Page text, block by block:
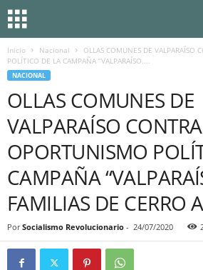
Inicio Nacional
OLLAS COMUNES DE VALPARAÍSO
POLÍTICO DE LA CAMPAÑA “VALPARAÍSO....
NACIONAL
OLLAS COMUNES DE
VALPARAÍSO
OPORTUNISMO
CAMPAÑA
FAMILIAS DE CERRO
Por Socialismo Revolucionario - 24/07/2020